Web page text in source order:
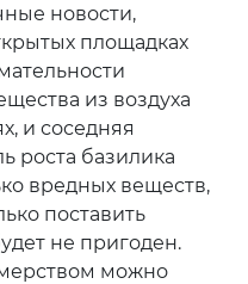
новости,
площадках
из воздуха
и соседняя
роста базилика
вредных веществ,
поставить
не пригоден.
можно